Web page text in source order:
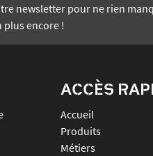
newsletter pour ne rien
plus encore !
ACCÈS
Accueil
Produits
Métiers